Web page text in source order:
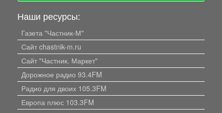
Наши ресурсы:
Газета "Частник-М"
Сайт chastnik-m.ru
Сайт "Частник. Маркет"
Дорожное радио 93.4FM
Радио для двоих 105.3FM
Европа плюс 103.3FM